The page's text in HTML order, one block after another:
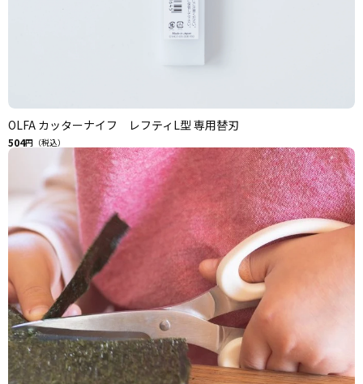
OLFA カッターナイフ レフティL型 専用替刃
504円（税込）